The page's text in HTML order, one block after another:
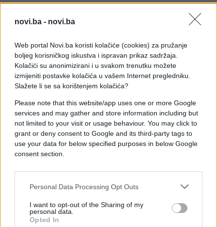
novi.ba - novi.ba
Web portal Novi.ba koristi kolačiće (cookies) za pružanje
boljeg korisničkog iskustva i ispravan prikaz sadržaja.
Kolačići su anonimizirani i u svakom trenutku možete
izmijeniti postavke kolačića u vašem Internet pregledniku.
Slažete li se sa korištenjem kolačića?
Please note that this website/app uses one or more Google
services and may gather and store information including but
not limited to your visit or usage behaviour. You may click to
grant or deny consent to Google and its third-party tags to
use your data for below specified purposes in below Google
consent section.
Personal Data Processing Opt Outs
I want to opt-out of the Sharing of my
personal data.
Opted In
“Adalah pažljivo prati razvoj događaja kako bi
osigurala da oslobađanje iz pritvora bude
trebala uslijediti njihova deportacija iz Izraela”,
navedeno je u saopštenju organizacije.
Izraelske vlasti teretile su ih za djela koja uključuju
pomaganje neprijatelju i kontakte s terorističkom
grupom, navodi Reuters.
Pojasom Gaze uglavnom upravlja palestinska
militantna grupa Hamas, koju Izrael i veliki dio
Zapada smatraju terorističkom organizacijom. Rat u
oktobra 2023. godine, a kao odgovor na napad
izrael je sravnio sa zemljom gotovu svu enklavu
domova i zavisan od humanitarne pomoći za koju
međunarodne organizacije tvrde da stiže presporo.